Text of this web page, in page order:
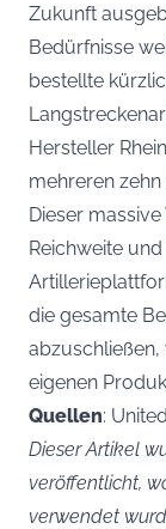
Zukunft
Bedürfnisse
bestellte
Hersteller
mehreren
Dieser
Reichweite
die gesamte
eigenen
Quellen:
Dieser Artikel
veröffentlicht,
verwendet